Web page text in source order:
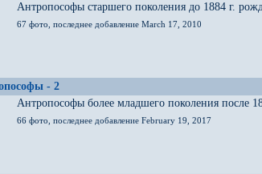
Антропософы старшего поколения до 1884 г.
67 фото, последнее добавление March 17, 2010
- 2
Антропософы более младшего поколения после
66 фото, последнее добавление February 19, 2017